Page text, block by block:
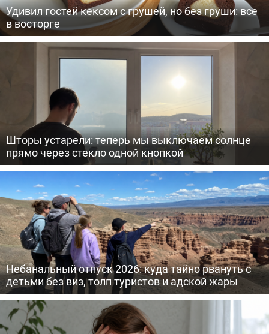
Удивил гостей кексом с грушей, но без груши: все
в восторге
Шторы устарели: теперь мы выключаем солнце
прямо через стекло одной кнопкой
Небанальный отпуск 2026: куда тайно рвануть с
детьми без виз, толп туристов и адской жары